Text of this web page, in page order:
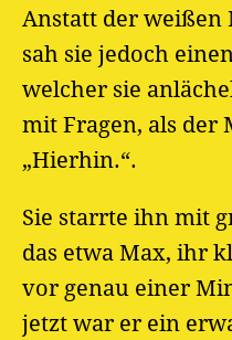
Anstatt der weißen
sah sie jedoch
welcher sie
mit Fragen, als der
„Hierhin.“.
Sie starrte ihn mit
das etwa Max, ihr
vor genau einer
jetzt war er ein